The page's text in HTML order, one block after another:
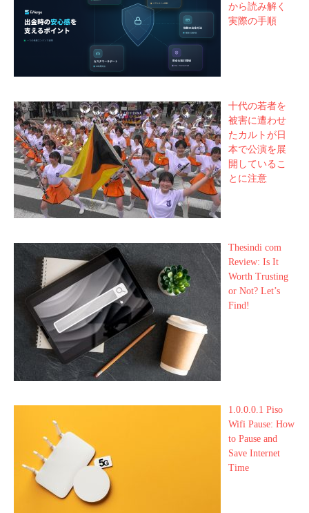
から読み解く
実際の手順
十代の若者を
被害に遭わせ
たカルトが日
本で公演を展
開しているこ
とに注意
Thesindi com
Review: Is It
Worth Trusting
or Not? Let’s
Find!
1.0.0.0.1 Piso
Wifi Pause: How
to Pause and
Save Internet
Time